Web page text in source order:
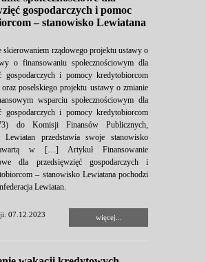
gospodarczych i pomoc
– stanowisko Lewiatana
skierowaniem rządowego projektu ustawy o
o finansowaniu społecznościowym dla
gospodarczych i pomocy kredytobiorcom
poselskiego projektu ustawy o zmianie
wsparciu społecznościowym dla
gospodarczych i pomocy kredytobiorcom
do Komisji Finansów Publicznych,
Lewiatan przedstawia swoje stanowisko
w […] Artykuł Finansowanie
dla przedsięwzięć gospodarczych i
– stanowisko Lewiatana pochodzi
Lewiatan.
07.12.2023 więcej...